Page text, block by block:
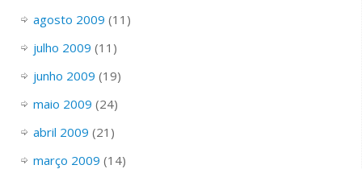
agosto 2009 (11)
julho 2009 (11)
junho 2009 (19)
maio 2009 (24)
abril 2009 (21)
março 2009 (14)